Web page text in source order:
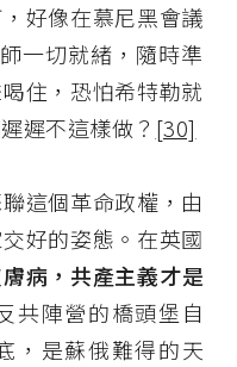
好像在慕尼黑會議
一切就緒，隨時準
住，恐怕希特勒就
遲不這樣做？ [30]
這個革命政權，由
好的姿態。在英國
病，共產主義才是
共陣營的橋頭堡自
，是蘇俄難得的天